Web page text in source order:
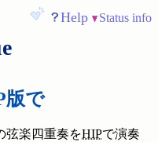
Help Status info
版で
弦楽四重奏をHIPで演奏